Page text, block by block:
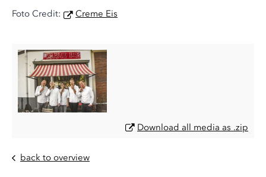
Foto Credit: Creme Eis
Download all media as .zip
back to overview